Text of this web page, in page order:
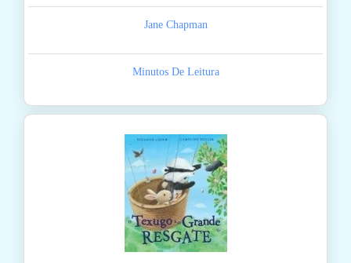
Jane Chapman
Minutos De Leitura